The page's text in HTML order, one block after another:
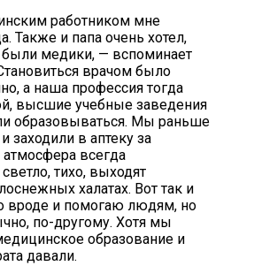
работником мне
Также и папа очень хотел,
медики, — вспоминает
врачом было
а наша профессия тогда
высшие учебные заведения
образовываться. Мы раньше
в аптеку за
всегда
тихо, выходят
халатах. Вот так и
вроде и помогаю людям, но
по-другому. Хотя мы
образование и
давали.